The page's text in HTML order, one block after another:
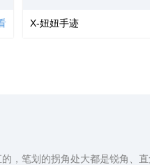
X-妞妞手迹
笔划的拐角处大都是锐角、